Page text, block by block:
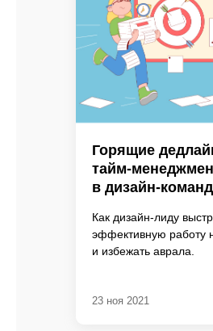
Горящие
тайм-
в дизайн-
Как дизайн-лиду
эффективную работу
и избежать аврала.
23 ноя 2021